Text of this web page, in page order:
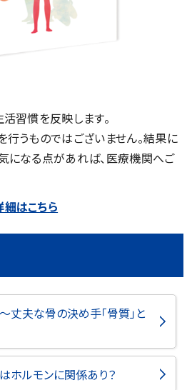
習慣を反映します。
行うものではございません。結果に
になる点があれば、医療機関へご
はこちら
丈夫な骨の決め手「骨質」と
ホルモンに関係あり？